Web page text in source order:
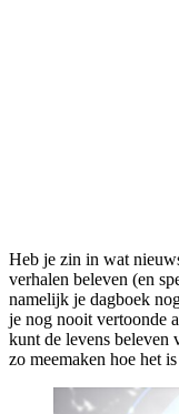
Heb je zin in wat
verhalen beleven (en
namelijk je dagboek
je nog nooit vertoonde
kunt de levens beleven
zo meemaken hoe het